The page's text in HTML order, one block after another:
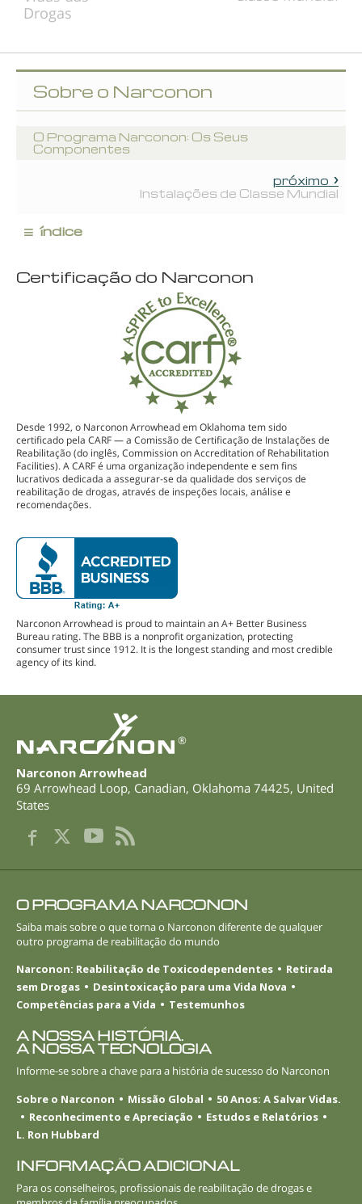
Drogas
Sobre o Narconon
O Programa Narconon: Os Seus
Componentes
próximo
Instalações de Classe Mundial
≡ índice
Certificação do Narconon
Desde 1992, o Narconon Arrowhead em Oklahoma tem sido
certificado pela CARF — a Comissão de Certificação de Instalações de
Reabilitação (do inglês, Commission on Accreditation of Rehabilitation
Facilities). A CARF é uma organização independente e sem fins
lucrativos dedicada a assegurar-se da qualidade dos serviços de
reabilitação de drogas, através de inspeções locais, análise e
recomendações.
Narconon Arrowhead is proud to maintain an A+ Better Business
Bureau rating. The BBB is a nonprofit organization, protecting
consumer trust since 1912. It is the longest standing and most credible
agency of its kind.
®
Narconon Arrowhead
69 Arrowhead Loop, Canadian, Oklahoma 74425, United
States
O PROGRAMA NARCONON
Saiba mais sobre o que torna o Narconon diferente de qualquer
outro programa de reabilitação do mundo
Narconon: Reabilitação de Toxicodependentes
Retirada
sem Drogas
Desintoxicação para uma Vida Nova
Competências para a Vida
Testemunhos
A NOSSA HISTÓRIA.
A NOSSA TECNOLOGIA
Informe-sesobre a chave para a história de sucesso do Narconon
Sobre o Narconon
Missão Global
50 Anos: A Salvar Vidas.
Reconhecimento e Apreciação
Estudos e Relatórios
L. Ron Hubbard
INFORMAÇÃO ADICIONAL
Para os conselheiros, profissionais de reabilitação de drogas e